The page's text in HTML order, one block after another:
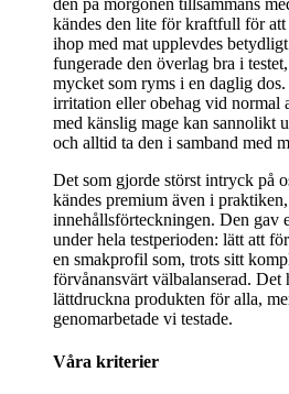
den på morgonen tillsammans
kändes den lite för kraftfull för
ihop med mat upplevdes
fungerade den överlag bra i
mycket som ryms i en daglig
irritation eller obehag vid normal
med känslig mage kan sannolikt
och alltid ta den i samband med
Det som gjorde störst intryck på
kändes premium även i
innehållsförteckningen. Den gav
under hela testperioden: lätt att
en smakprofil som, trots sitt
förvånansvärt välbalanserad. Det
lättdruckna produkten för alla,
genomarbetade vi testade.
Våra kriterier